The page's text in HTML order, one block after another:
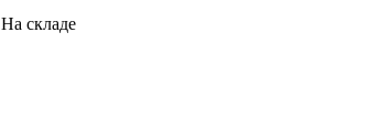
На складе